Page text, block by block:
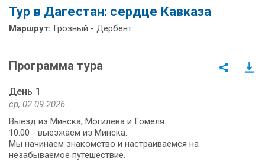
Тур в Дагестан: сердце Кавказа
Маршрут: Грозный - Дербент
Программа тура
День 1
ср, 02.09.2026
Выезд из Минска, Могилева и Гомеля.
10:00 - выезжаем из Минска.
Мы начинаем знакомство и настраиваемся на
незабываемое путешествие.